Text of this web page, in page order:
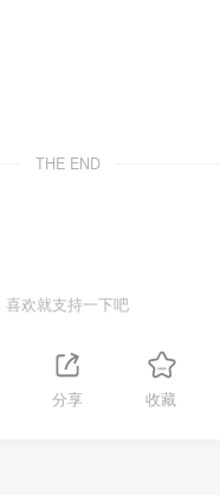
THE END
喜欢就支持一下吧
分享 收藏